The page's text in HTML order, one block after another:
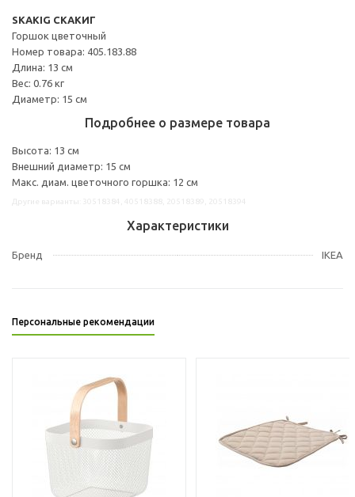
SKAKIG СКАКИГ
Горшок цветочный
Номер товара: 405.183.88
Длина: 13 см
Вес: 0.76 кг
Диаметр: 15 см
Подробнее о размере товара
Высота: 13 см
Внешний диаметр: 15 см
Макс. диам. цветочного горшка: 12 см
Характеристики
Бренд IKEA
Персональные рекомендации